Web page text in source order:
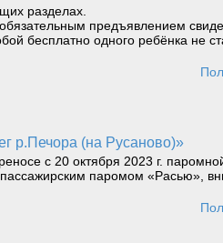
разделах.
предъявлением
бесплатно одного ребёнка не
р.Печора (на Русаново)»
с 20 октября 2023 г.
паромом «Расью»,